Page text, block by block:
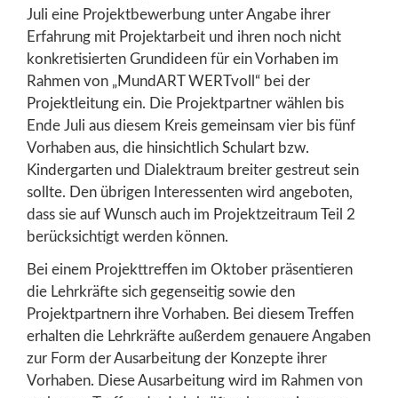
Juli eine Projektbewerbung unter Angabe ihrer
Erfahrung mit Projektarbeit und ihren noch nicht
konkretisierten Grundideen für ein Vorhaben im
Rahmen von „MundART WERTvoll“ bei der
Projektleitung ein. Die Projektpartner wählen bis
Ende Juli aus diesem Kreis gemeinsam vier bis fünf
Vorhaben aus, die hinsichtlich Schulart bzw.
Kindergarten und Dialektraum breiter gestreut sein
sollte. Den übrigen Interessenten wird angeboten,
dass sie auf Wunsch auch im Projektzeitraum Teil 2
berücksichtigt werden können.
Bei einem Projekttreffen im Oktober präsentieren
die Lehrkräfte sich gegenseitig sowie den
Projektpartnern ihre Vorhaben. Bei diesem Treffen
erhalten die Lehrkräfte außerdem genauere Angaben
zur Form der Ausarbeitung der Konzepte ihrer
Vorhaben. Diese Ausarbeitung wird im Rahmen von